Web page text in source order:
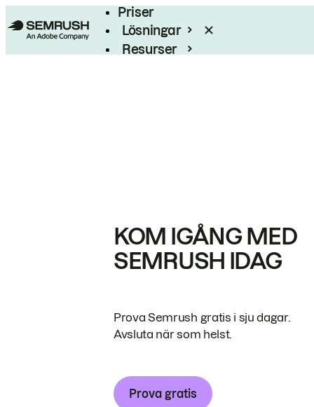
Priser
Lösningar
Resurser
KOM IGÅNG MED
SEMRUSH IDAG
Prova Semrush gratis i sju dagar.
Avsluta när som helst.
Prova gratis